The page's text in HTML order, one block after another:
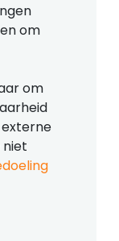
om
om
externe
niet